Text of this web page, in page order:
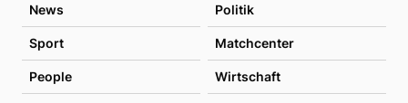
News Politik
Sport Matchcenter
People Wirtschaft